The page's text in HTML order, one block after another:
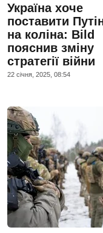
Україна хоче
поставити
на коліна: Bild
пояснив зміну
стратегії війни
22 сiчня, 2025, 08:54